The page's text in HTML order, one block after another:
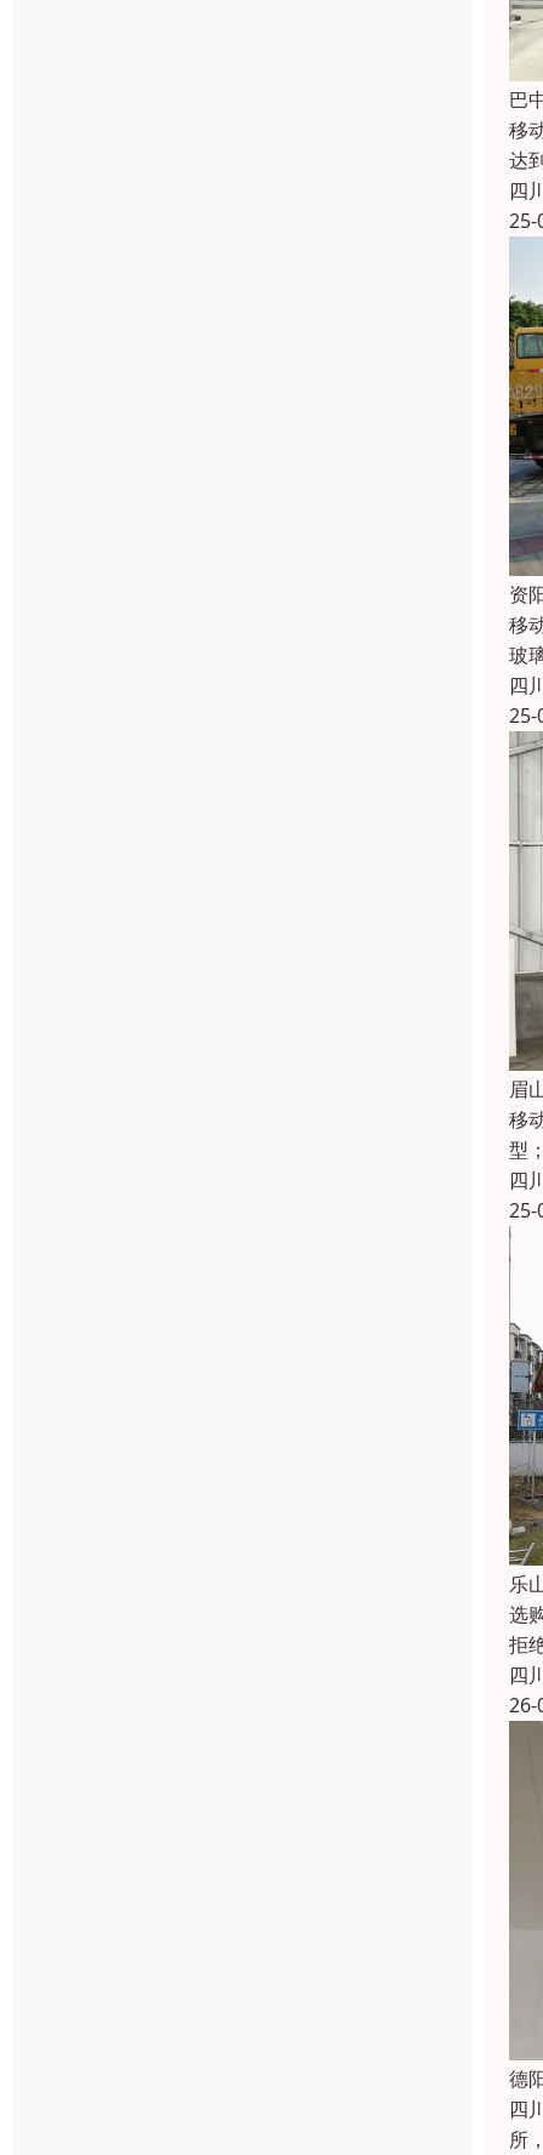
巴
移
达
四
25-
资
移
玻
四
25-
眉
移
型
四
25-
乐
选
拒
四
26-
德
四
所